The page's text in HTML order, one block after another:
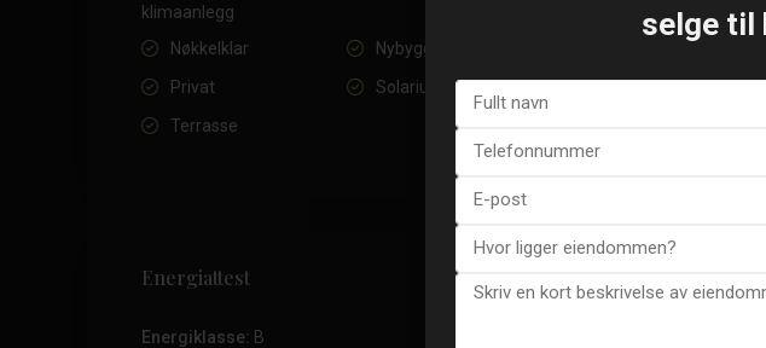
klimaanlegg
Nøkkelklar Nybygg
Privat
Solarium
Terrasse
Energiattest
Energiklasse: B
selge til